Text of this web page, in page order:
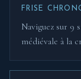
FRISE
Naviguez sur 9
médiévale à la